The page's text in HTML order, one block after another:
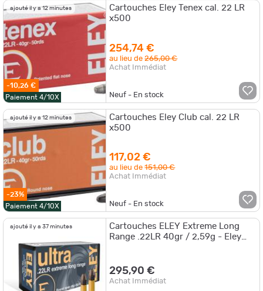
ajouté il y a 12 minutes
-10,26 €
Paiement 4/10X
Cartouches Eley Tenex cal. 22 LR
x500
254,74 €
au lieu de265,00 €
Achat Immédiat
Neuf - En stock
ajouté il y a 12 minutes
-23%
Paiement 4/10X
Cartouches Eley Club cal. 22 LR
x500
117,02 €
au lieu de151,00 €
Achat Immédiat
Neuf - En stock
ajouté il y a 37 minutes
Cartouches ELEY Extreme Long
Range .22LR 40gr / 2,59g - Eley
295,90 €
Achat Immédiat